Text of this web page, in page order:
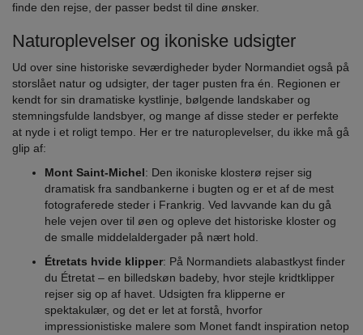
finde den rejse, der passer bedst til dine ønsker.
Naturoplevelser og ikoniske udsigter
Ud over sine historiske seværdigheder byder Normandiet også på
storslået natur og udsigter, der tager pusten fra én. Regionen er
kendt for sin dramatiske kystlinje, bølgende landskaber og
stemningsfulde landsbyer, og mange af disse steder er perfekte
at nyde i et roligt tempo. Her er tre naturoplevelser, du ikke må gå
glip af:
Mont Saint-Michel: Den ikoniske klosterø rejser sig
dramatisk fra sandbankerne i bugten og er et af de mest
fotograferede steder i Frankrig. Ved lavvande kan du gå
hele vejen over til øen og opleve det historiske kloster og
de smalle middelaldergader på nært hold.
Étretats hvide klipper: På Normandiets alabastkyst finder
du Étretat – en billedskøn badeby, hvor stejle kridtklipper
rejser sig op af havet. Udsigten fra klipperne er
spektakulær, og det er let at forstå, hvorfor
impressionistiske malere som Monet fandt inspiration netop